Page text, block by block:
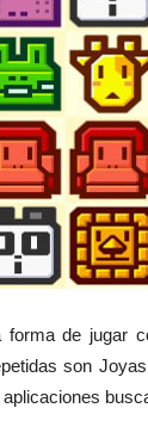
forma de jugar
son